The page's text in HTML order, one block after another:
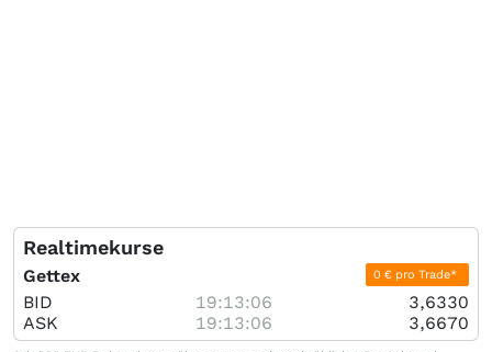
Realtimekurse
Gettex 0 € pro Trade*
BID 19:13:06
3,6330
ASK
19:13:06 3,6670